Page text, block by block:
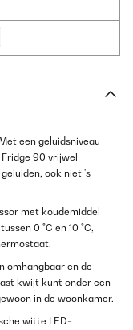
Met een geluidsniveau
90 vrijwel
ook niet 's
met koudemiddel
0 °C en 10 °C,
omhangbaar en de
kwijt kunt onder een
in de woonkamer.
witte LED-